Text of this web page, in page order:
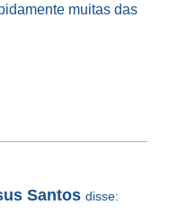
muitas das
Santos disse: